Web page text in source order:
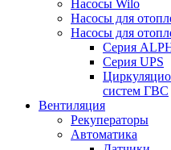
Насосы Wilo
Насосы для
Насосы для
Серия
Серия UPS
систем ГВС
Вентиляция
Рекуператоры
Автоматика